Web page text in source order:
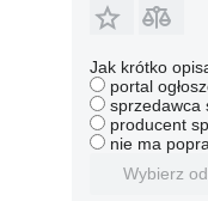
Jak krótko
portal
sprzedawca
producent
nie ma
Wybierz